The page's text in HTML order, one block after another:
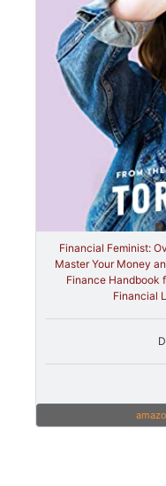
Financial Feminist:
Master Your Money
Finance Handbook
Financial